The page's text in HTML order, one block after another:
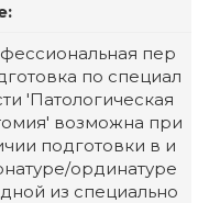
пер
по специал
'Патологическая
возможна при
подготовки в и
ординатуре
из специально